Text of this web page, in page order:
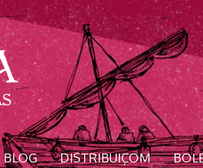
BLOG DISTRIBUIÇOM